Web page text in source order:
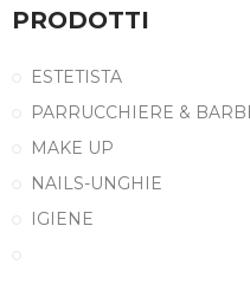
PRODOTTI
ESTETISTA
PARRUCCHIERE &
MAKE UP
NAILS-UNGHIE
IGIENE